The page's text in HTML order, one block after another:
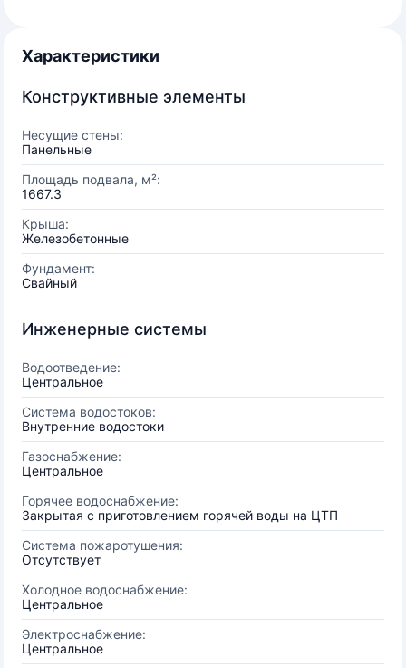
Характеристики
Конструктивные элементы
Несущие стены:
Панельные
Площадь подвала, м²:
1667.3
Крыша:
Железобетонные
Фундамент:
Свайный
Инженерные системы
Водоотведение:
Центральное
Система водостоков:
Внутренние водостоки
Газоснабжение:
Центральное
Горячее водоснабжение:
Закрытая с приготовлением горячей воды на ЦТП
Система пожаротушения:
Отсутствует
Холодное водоснабжение:
Центральное
Электроснабжение:
Центральное